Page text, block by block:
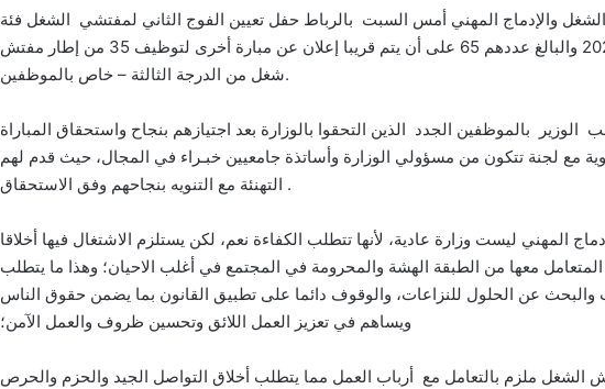
والإدماج المهني أمس السبت بالرباط حفل تعيين الفوج الثاني لمفتشي الشغل فئة
الموظفين برسم سنة2021 والبالغ عددهم 65 على أن يتم قريبا إعلان عن مبارة أخرى لتوظيف 35 من إطار مفتش
شغل من الدرجة الثالثة – خاص بالموظفين.
الوزير بالموظفين الجدد الذين التحقوا بالوزارة بعد اجتيازهم بنجاح واستحقاق المباراة
مع لجنة تتكون من مسؤولي الوزارة وأساتذة جامعيين خبـراء في المجال، حيث قدم لهم
التهنئة مع التنويه بنجاحهم وفق الاستحقاق .
المهني ليست وزارة عادية، لأنها تتطلب الكفاءة نعم، لكن يستلزم الاشتغال فيها أخلاقا
معها من الطبقة الهشة والمحرومة في المجتمع في أغلب الاحيان؛ وهذا ما يتطلب
والبحث عن الحلول للنزاعات، والوقوف دائما على تطبيق القانون بما يضمن حقوق الناس
ويساهم في تعزيز العمل اللائق وتحسين ظروف والعمل الآمن؛
الشغل ملزم بالتعامل مع أرباب العمل مما يتطلب أخلاق التواصل الجيد والحزم والحرص